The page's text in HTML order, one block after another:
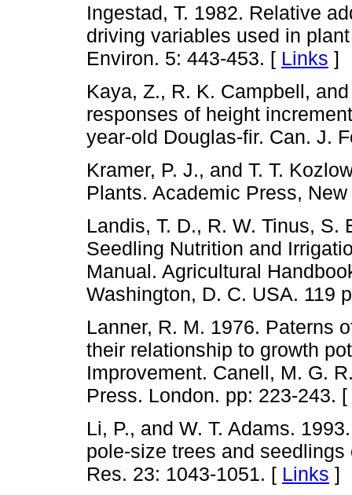
Ingestad, T. 1982. Relative
driving variables used in
Environ. 5: 443-453. [ Links ]
Kaya, Z., R. K. Campbell,
responses of height
year-old Douglas-fir. Can. J.
Kramer, P. J., and T. T.
Plants. Academic Press,
Landis, T. D., R. W. Tinus, S.
Seedling Nutrition and
Manual. Agricultural
Washington, D. C. USA. 119
Lanner, R. M. 1976. Paterns
their relationship to growth
Improvement. Canell, M. G.
Press. London. pp: 223-243. [
Li, P., and W. T. Adams.
pole-size trees and
Res. 23: 1043-1051. [ Links ]